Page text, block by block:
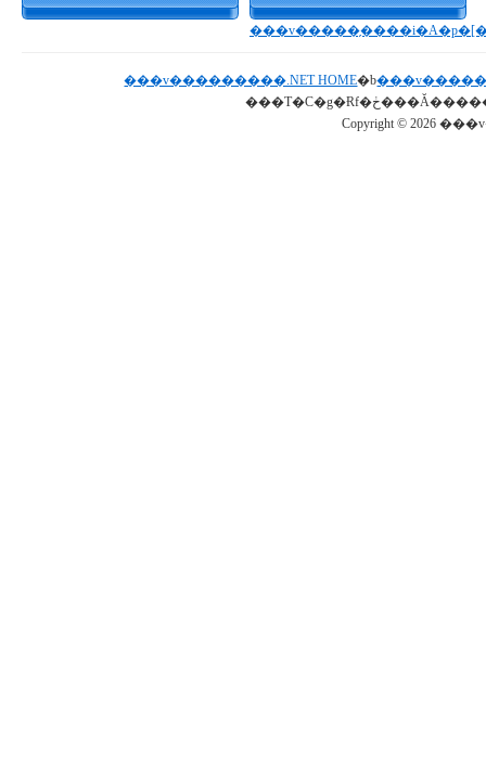
���v���������.NET HOME�b
Copyright © 2026